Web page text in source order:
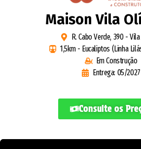
Maison Vila
R. Cabo Verde, 390 -
1,5km - Eucaliptos (Linha
Em Construção
Entrega: 05/2027
Consulte os